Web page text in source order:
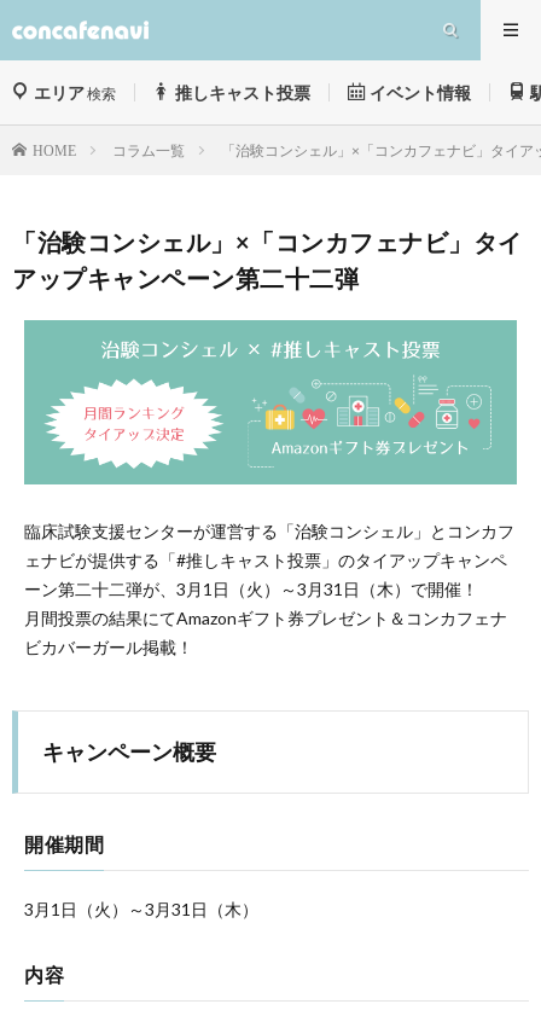
エリア検索 推しキャスト投票 イベント情報
HOME コラム一覧 「治験コンシェル」×「コンカフェナビ」タイ
「治験コンシェル」×「コンカフェナビ」タイ
アップキャンペーン第二十二弾
臨床試験支援センターが運営する「治験コンシェル」とコンカフ
ェナビが提供する「#推しキャスト投票」のタイアップキャンペ
ーン第二十二弾が、3月1日（火）～3月31日（木）で開催！
月間投票の結果にてAmazonギフト券プレゼント＆コンカフェナ
ビカバーガール掲載！
キャンペーン概要
開催期間
3月1日（火）～3月31日（木）
内容